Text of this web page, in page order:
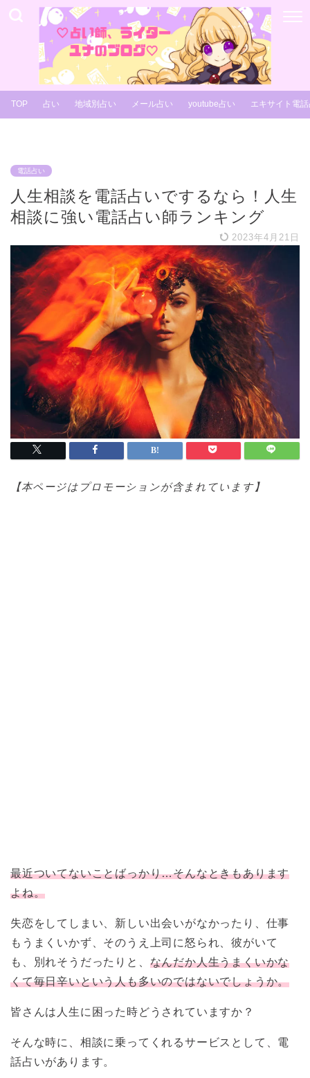
TOP 占い 地域別占い メール占い youtube占い エキサイト電
電話占い
人生相談を電話占いでするなら！人生
相談に強い電話占い師ランキング
2023年4月21日
【本ページはプロモーションが含まれています】
最近ついてないことばっかり…そんなときもあります
よね。
失恋をしてしまい、新しい出会いがなかったり、仕事
もうまくいかず、そのうえ上司に怒られ、彼がいて
も、別れそうだったりと、 なんだか人生うまくいかな
くて毎日辛いという人も多いのではないでしょうか。
皆さんは人生に困った時どうされていますか？
そんな時に、相談に乗ってくれるサービスとして、電
話占いがあります。